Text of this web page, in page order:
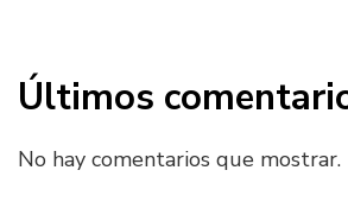
Últimos
No hay comentarios que mostrar.